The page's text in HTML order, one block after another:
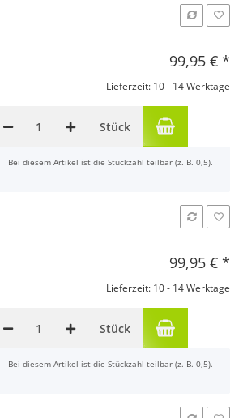
99,95 € *
Lieferzeit: 10 - 14 Werktage
Stück
xBei diesem Artikel ist die Stückzahl teilbar (z. B. 0,5).
99,95 € *
Lieferzeit: 10 - 14 Werktage
Stück
xBei diesem Artikel ist die Stückzahl teilbar (z. B. 0,5).